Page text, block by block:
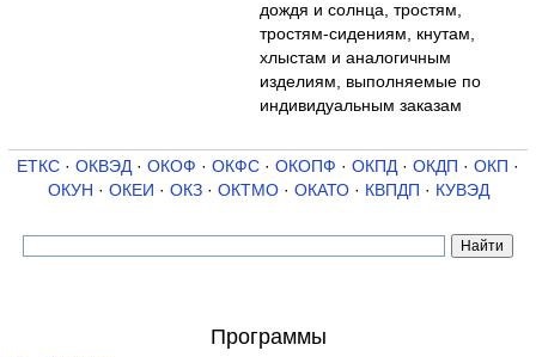
дождя и солнца, тростям,
тростям-сидениям, кнутам,
хлыстам и аналогичным
изделиям, выполняемые по
индивидуальным заказам
ЕТКС · ОКВЭД · ОКОФ · ОКФС · ОКОПФ · ОКПД · ОКДП · ОКП ·
ОКУН · ОКЕИ · ОКЗ· ОКТМО· ОКАТО· КВПДП · КУВЭД
Программы